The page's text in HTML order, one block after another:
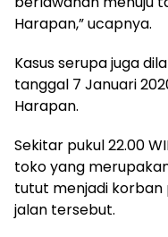
Harapan,” ucapnya.
Kasus serupa juga
tanggal 7 Januari
Harapan.
Sekitar pukul 22.00
toko yang
tutut menjadi korban
jalan tersebut.